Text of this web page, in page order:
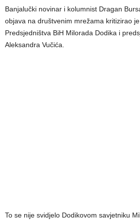
Banjalučki novinar i kolumnist Dragan
objava na društvenim mrežama kritizirao
Predsjedništva BiH Milorada Dodika i
Aleksandra Vučića.
To se nije svidjelo Dodikovom savjetniku